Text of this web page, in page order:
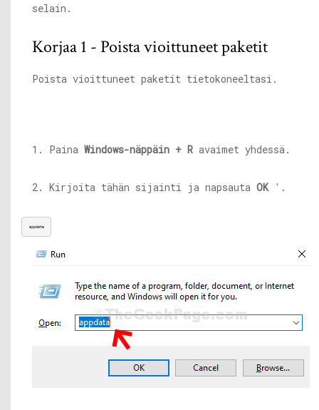
selain.
Korjaa 1 - Poista vioittuneet paketit
Poista vioittuneet paketit tietokoneeltasi.
1. Paina Windows-näppäin + R avaimet yhdessä.
2. Kirjoita tähän sijainti ja napsauta OK'.
appdata